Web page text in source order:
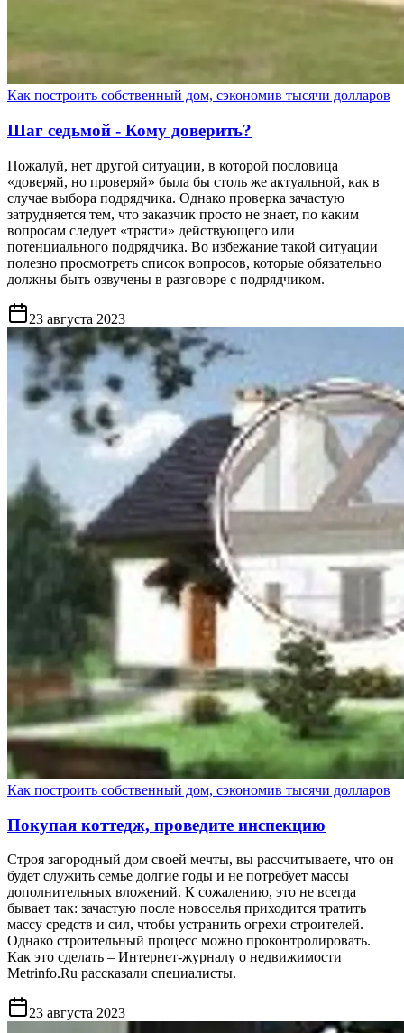
Как построить собственный дом, сэкономив тысячи долларов
Шаг седьмой - Кому доверить?
Пожалуй, нет другой ситуации, в которой пословица
«доверяй, но проверяй» была бы столь же актуальной, как в
случае выбора подрядчика. Однако проверка зачастую
затрудняется тем, что заказчик просто не знает, по каким
вопросам следует «трясти» действующего или
потенциального подрядчика. Во избежание такой ситуации
полезно просмотреть список вопросов, которые обязательно
должны быть озвучены в разговоре с подрядчиком.
23 августа 2023
Как построить собственный дом, сэкономив тысячи долларов
Покупая коттедж, проведите инспекцию
Строя загородный дом своей мечты, вы рассчитываете, что он
будет служить семье долгие годы и не потребует массы
дополнительных вложений. К сожалению, это не всегда
бывает так: зачастую после новоселья приходится тратить
массу средств и сил, чтобы устранить огрехи строителей.
Однако строительный процесс можно проконтролировать.
Как это сделать – Интернет-журналу о недвижимости
Metrinfo.Ru рассказали специалисты.
23 августа 2023